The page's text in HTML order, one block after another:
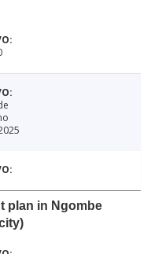
plan in Ngombe